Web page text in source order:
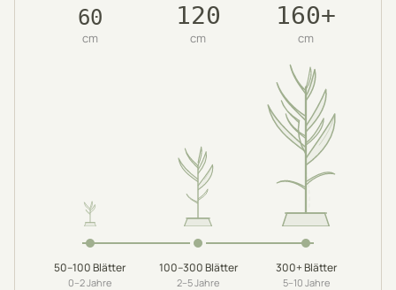
60
cm
50–100Blätter
0–2Jahre
120
cm
100–300Blätter
2–5Jahre
160+
cm
300+Blätter
5–10 Jahre